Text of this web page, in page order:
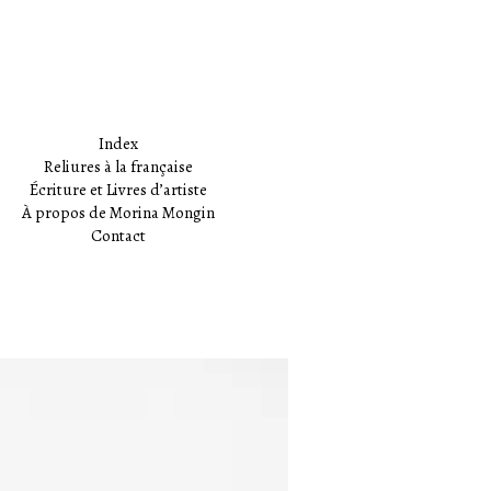
Index
Reliures à la française
Écriture et Livres d’artiste
À propos de Morina Mongin
Contact